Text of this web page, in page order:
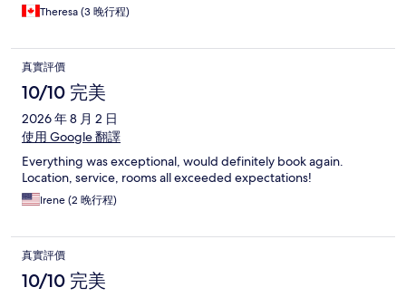
Theresa (3 晚行程)
真實評價
10/10 完美
2026 年 8 月 2 日
使用 Google 翻譯
Everything was exceptional, would definitely book again.
Location, service, rooms all exceeded expectations!
Irene (2 晚行程)
真實評價
10/10 完美